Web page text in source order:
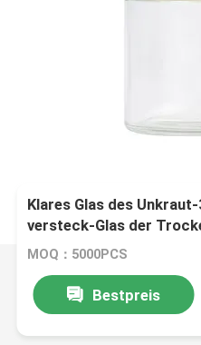
Klares Glas des
versteck-Glas der
MOQ：5000PCS
Bestpreis